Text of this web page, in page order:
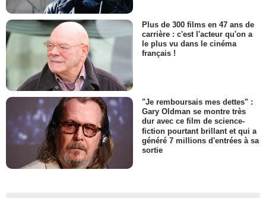
Plus de 300 films en 47 ans de
carrière : c'est l'acteur qu'on a
le plus vu dans le cinéma
français !
"Je remboursais mes dettes" :
Gary Oldman se montre très
dur avec ce film de science-
fiction pourtant brillant et qui a
généré 7 millions d'entrées à sa
sortie